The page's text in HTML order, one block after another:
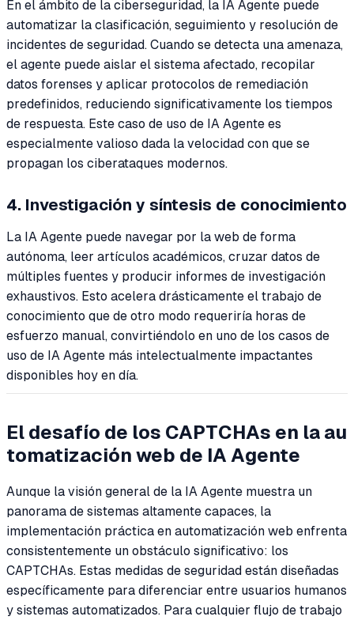
En el ámbito de la ciberseguridad, la IA Agente puede
automatizar la clasificación, seguimiento y resolución de
incidentes de seguridad. Cuando se detecta una amenaza,
el agente puede aislar el sistema afectado, recopilar
datos forenses y aplicar protocolos de remediación
predefinidos, reduciendo significativamente los tiempos
de respuesta. Este caso de uso de IA Agente es
especialmente valioso dada la velocidad con que se
propagan los ciberataques modernos.
4. Investigación y síntesis de conocimiento
La IA Agente puede navegar por la web de forma
autónoma, leer artículos académicos, cruzar datos de
múltiples fuentes y producir informes de investigación
exhaustivos. Esto acelera drásticamente el trabajo de
conocimiento que de otro modo requeriría horas de
esfuerzo manual, convirtiéndolo en uno de los casos de
uso de IA Agente más intelectualmente impactantes
disponibles hoy en día.
El desafío de los CAPTCHAs en la au
tomatización web de IA Agente
Aunque la visión general de la IA Agente muestra un
panorama de sistemas altamente capaces, la
implementación práctica en automatización web enfrenta
consistentemente un obstáculo significativo: los
CAPTCHAs. Estas medidas de seguridad están diseñadas
específicamente para diferenciar entre usuarios humanos
y sistemas automatizados. Para cualquier flujo de trabajo